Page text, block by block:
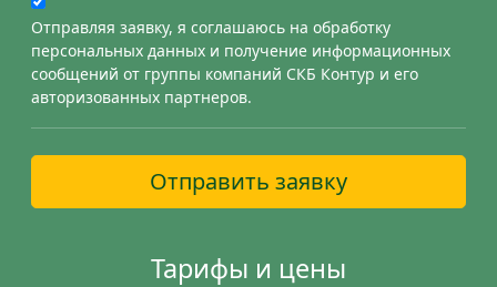
Отправляя заявку, я соглашаюсь на обработку
персональных данных и получение информационных
сообщений от группы компаний СКБ Контур и его
авторизованных партнеров.
Отправить заявку
Тарифы и цены